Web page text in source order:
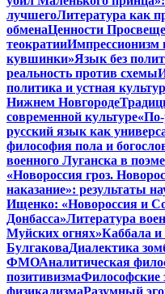
лучшегоЛитература как
обменаЦенности
теократииИмпрессионизм
кувшинки»Язык без
реальность против схемы
политика и устная
Нижнем Новгороде
современной культуре
русский язык как
философия пола и
военного Луганска в
«Новороссия гроз.
наказание»: результаты
Ищенко: «Новороссия и
Донбасса»Литература
Муйских огнях»Каббала и
БулгаковаДиалектика
ФМОАналитическая
позитивизмаФилософские
физикализмаРазумный